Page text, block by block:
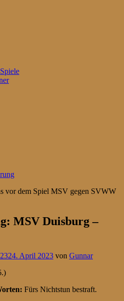
MSV Duisburg –
24. April 2023 von Gunnar
Fürs Nichtstun bestraft.